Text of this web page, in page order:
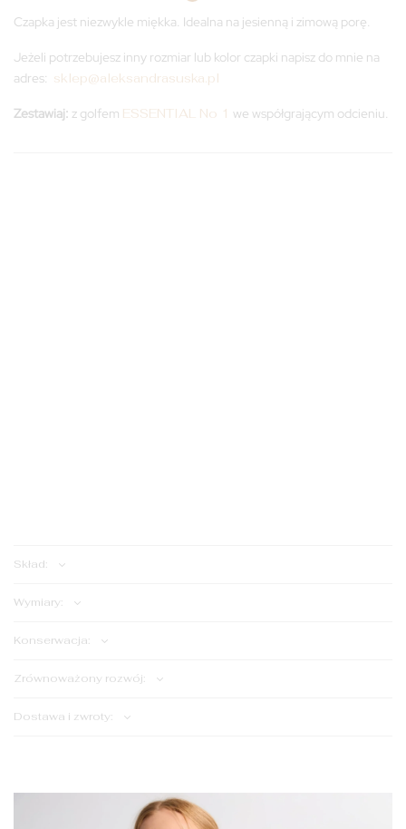
Czapka jest niezwykle miękka. Idealna na jesienną i zimową porę.
Jeżeli potrzebujesz inny rozmiar lub kolor czapki napisz do mnie na
adres: sklep@aleksandrasuska.pl
Zestawiaj: z golfem ESSENTIAL No 1 we współgrającym odcieniu.
Skład:
Wymiary:
Konserwacja:
Zrównoważony rozwój:
Dostawa i zwroty: